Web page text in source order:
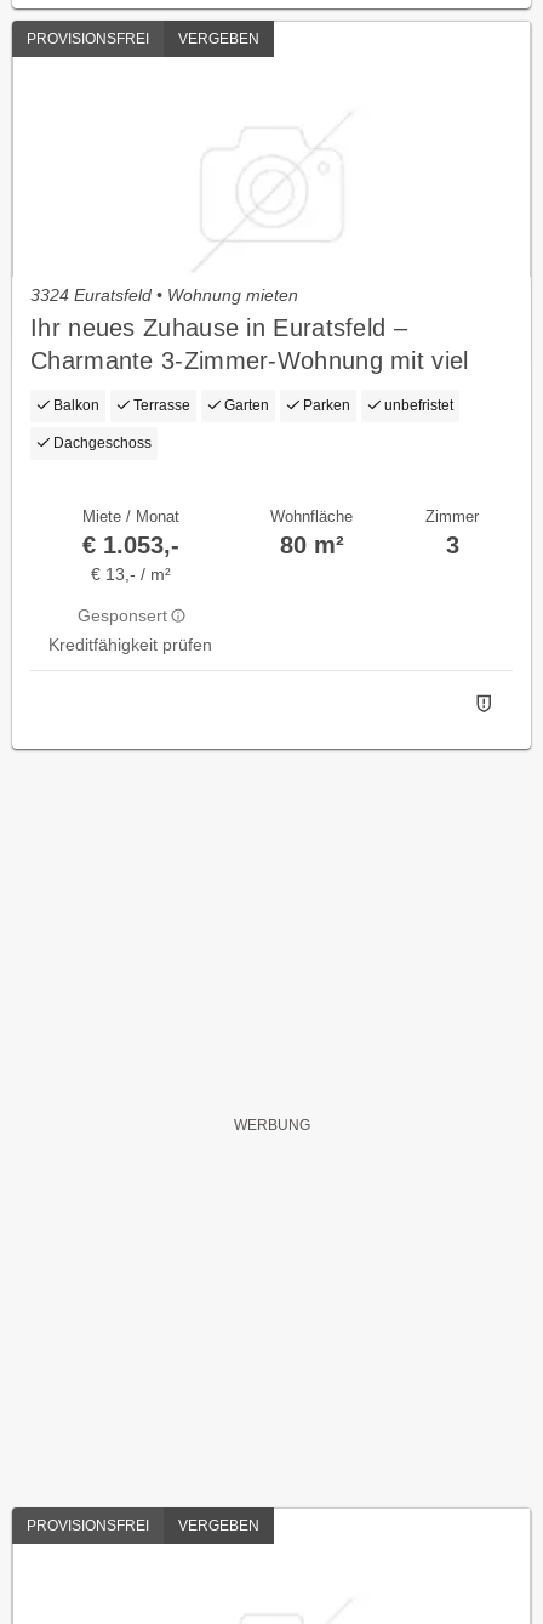
PROVISIONSFREI VERGEBEN
3324 Euratsfeld • Wohnung mieten
Ihr neues Zuhause in Euratsfeld –
Charmante 3-Zimmer-Wohnung mit viel
Lebensqualität
Balkon Terrasse Garten Parken unbefristet
Dachgeschoss
Miete / Monat
€ 1.053,-
€ 13,- / m²
Gesponsert
Kreditfähigkeit prüfen
Wohnfläche
80 m²
Zimmer
3
PROVISIONSFREI VERGEBEN